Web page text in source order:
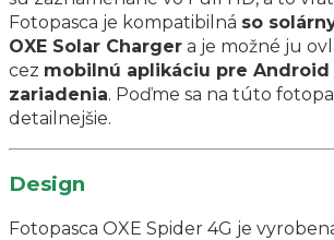
Fotopasca je kompatibilná so
OXE Solar Charger a je možné ju
cez mobilnú aplikáciu pre Android
zariadenia. Poďme sa na túto
detailnejšie.
Design
Fotopasca OXE Spider 4G je